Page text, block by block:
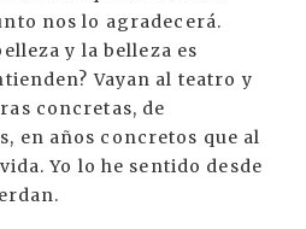
nos lo agradecerá.
y la belleza es
Vayan al teatro y
concretas, de
en años concretos que al
Yo lo he sentido desde